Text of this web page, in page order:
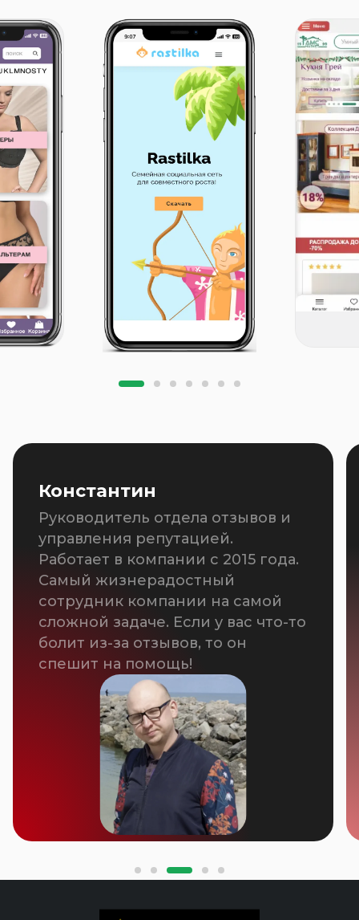
Константин
Руководитель отдела отзывов и
управления репутацией.
Работает в компании с 2015 года.
Самый жизнерадостный
сотрудник компании на самой
сложной задаче. Если у вас что-то
болит из-за отзывов, то он
спешит на помощь!